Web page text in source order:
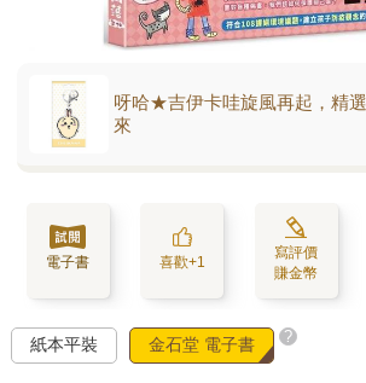
呀哈★吉伊卡哇旋風再起，精
來
電子書 喜歡+1
寫評價
賺金幣
紙本平裝 金石堂 電子書 ?